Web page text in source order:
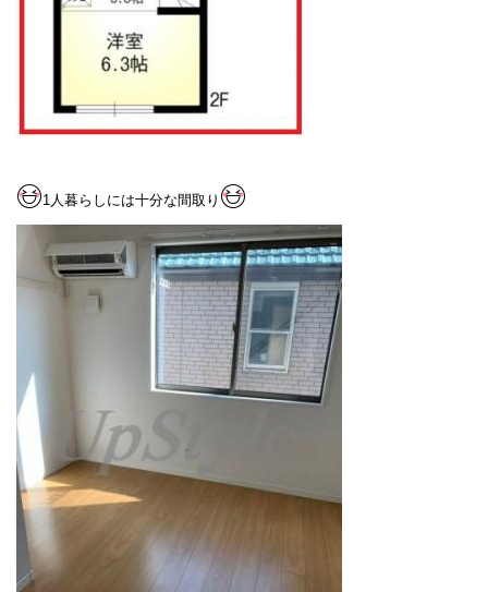
1 人暮らしには十分な間取り